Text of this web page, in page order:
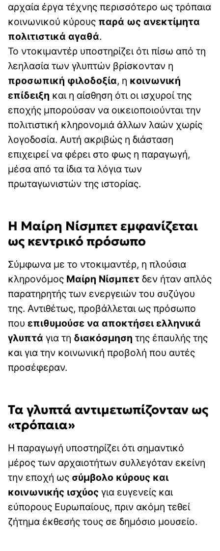
αρχαία έργα τέχνης περισσότερο ως τρόπαια
κοινωνικού κύρους παρά ως ανεκτίμητα
πολιτιστικά αγαθά.
Το ντοκιμαντέρ υποστηρίζει ότι πίσω από τη
λεηλασία των γλυπτών βρίσκονταν η
προσωπική φιλοδοξία, η κοινωνική
επίδειξη και η αίσθηση ότι οι ισχυροί της
εποχής μπορούσαν να οικειοποιούνται την
πολιτιστική κληρονομιά άλλων λαών χωρίς
λογοδοσία. Αυτή ακριβώς η διάσταση
επιχειρεί να φέρει στο φως η παραγωγή,
μέσα από τα ίδια τα λόγια των
πρωταγωνιστών της ιστορίας.
Η Μαίρη Νίσμπετ εμφανίζεται
ως κεντρικό πρόσωπο
Σύμφωνα με το ντοκιμαντέρ, η πλούσια
κληρονόμος Μαίρη Νίσμπετ δεν ήταν απλός
παρατηρητής των ενεργειών του συζύγου
της. Αντιθέτως, προβάλλεται ως πρόσωπο
που επιθυμούσε να αποκτήσει ελληνικά
γλυπτά για τη διακόσμηση της έπαυλής της
και για την κοινωνική προβολή που αυτές
προσέφεραν.
Τα γλυπτά αντιμετωπίζονταν ως
«τρόπαια»
Η παραγωγή υποστηρίζει ότι σημαντικό
μέρος των αρχαιοτήτων συλλεγόταν εκείνη
την εποχή ως σύμβολο κύρους και
κοινωνικής ισχύος για ευγενείς και
εύπορους Ευρωπαίους, πριν ακόμη τεθεί
ζήτημα έκθεσής τους σε δημόσιο μουσείο.